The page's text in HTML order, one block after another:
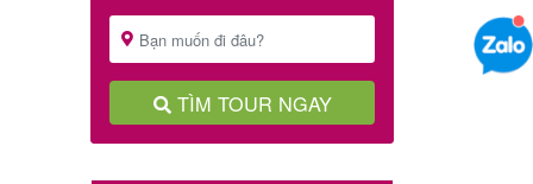
TÌM TOUR NGAY